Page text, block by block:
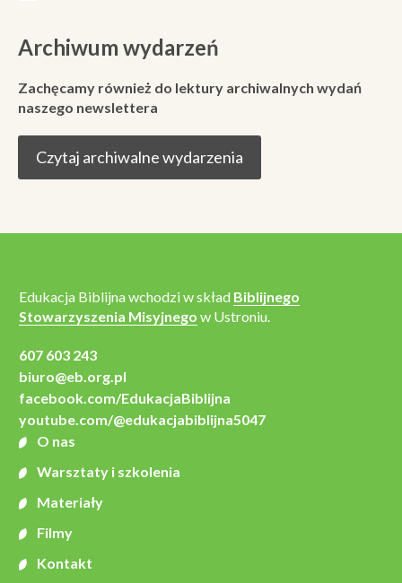
Archiwum wydarzeń
Zachęcamy również do lektury archiwalnych wydań
naszego newslettera
Czytaj archiwalne wydarzenia
Edukacja Biblijna wchodzi w skład Biblijnego
Stowarzyszenia Misyjnego w Ustroniu.
607 603 243
biuro@eb.org.pl
facebook.com/EdukacjaBiblijna
youtube.com/@edukacjabiblijna5047
O nas
Warsztaty i szkolenia
Materiały
Filmy
Kontakt